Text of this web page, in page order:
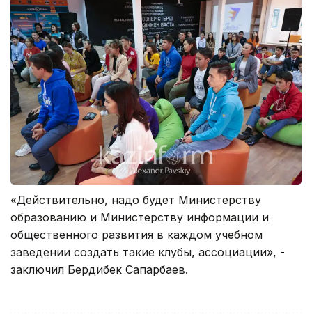
«Действительно, надо будет Министерству
образованию и Министерству информации и
общественного развития в каждом учебном
заведении создать такие клубы, ассоциации», -
заключил Бердибек Сапарбаев.